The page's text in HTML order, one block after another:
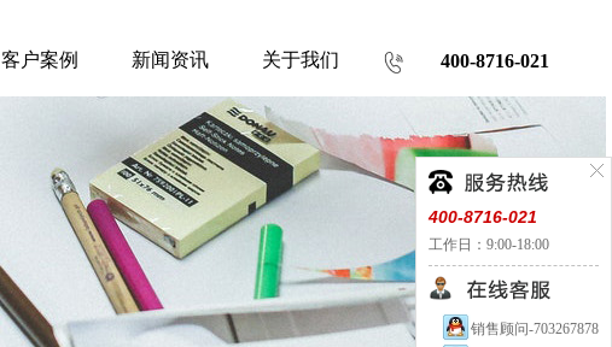
客户案例 新闻资讯 关于我们 400-8716-021
400-8716-021
工作日：9:00-18:00
销售顾问-703267878